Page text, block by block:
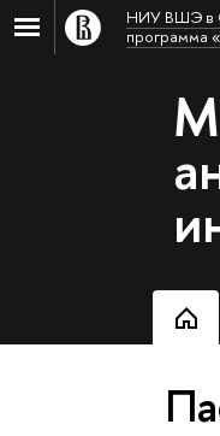
НИУ ВШЭ в
программа